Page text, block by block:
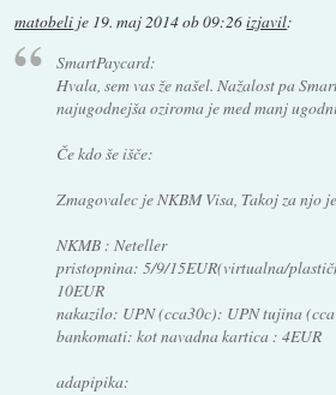
matobeli je 19. maj 2014 ob 09:26izjavil:
SmartPaycard:
Hvala, sem vas že našel. Nažalost pa
najugodnejša oziroma je med manj
Če kdo še išče:
Zmagovalec je NKBM Visa, Takoj za njo
NKMB : Neteller
pristopnina: 5/9/15EUR(virtualna/
10EUR
nakazilo: UPN (cca30c): UPN tujina
bankomati: kot navadna kartica : 4EUR
adapipika: